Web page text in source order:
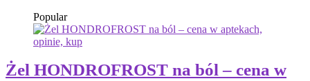
Popular
Żel HONDROFROST na ból – cena w